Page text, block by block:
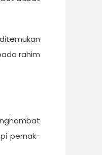
rahim
pernak-